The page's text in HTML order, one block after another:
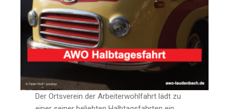
Der Ortsverein der Arbeiterwohlfahrt lädt zu